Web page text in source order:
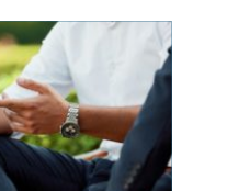
Samtidigt upplever
att regler,
hyresnivå och
känns
Med rätt
gå...